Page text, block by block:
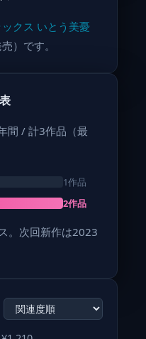
クス いとう美憂
）です。
間 / 計3作品（最
1作品
2作品
。次回新作は2023